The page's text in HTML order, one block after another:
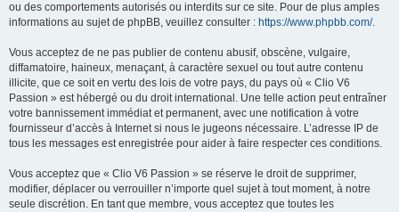
ou des comportements autorisés ou interdits sur ce site. Pour de plus amples
informations au sujet de phpBB, veuillez consulter : https://www.phpbb.com/.
Vous acceptez de ne pas publier de contenu abusif, obscène, vulgaire,
diffamatoire, haineux, menaçant, à caractère sexuel ou tout autre contenu
illicite, que ce soit en vertu des lois de votre pays, du pays où « Clio V6
Passion » est hébergé ou du droit international. Une telle action peut entraîner
votre bannissement immédiat et permanent, avec une notification à votre
fournisseur d’accès à Internet si nous le jugeons nécessaire. L’adresse IP de
tous les messages est enregistrée pour aider à faire respecter ces conditions.
Vous acceptez que « Clio V6 Passion » se réserve le droit de supprimer,
modifier, déplacer ou verrouiller n’importe quel sujet à tout moment, à notre
seule discrétion. En tant que membre, vous acceptez que toutes les